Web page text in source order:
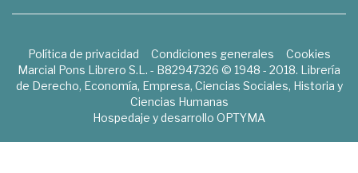
Política de privacidad Condiciones generales
Cookies
Marcial Pons Librero S.L. - B82947326 © 1948 - 2018. Librería
de Derecho, Economía, Empresa, Ciencias Sociales, Historia y
Ciencias Humanas
Hospedaje y desarrollo OPTYMA